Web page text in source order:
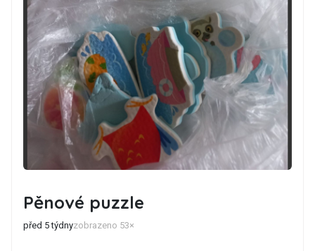
Pěnové puzzle
před 5 týdnyzobrazeno 53×